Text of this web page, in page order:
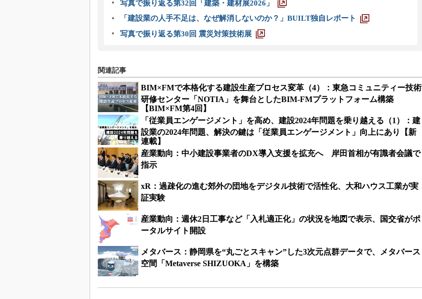
写真で振り返る第32回「建築・建材展2026」
「建設業の人手不足は、なぜ解消しないのか？」BUILT独自レポート
写真で振り返る第30回 震災対策技術展
関連記事
BIM×FMで本格化する建設生産プロセス変革（4）：東急コミュニティー技術
研修センター「NOTIA」を舞台としたBIM-FMプラットフォーム構築
【BIM×FM第4回】
「従業員エンゲージメント」を高め、建設2024年問題を乗り越える（1）：建
設業の2024年問題、解決の鍵は「従業員エンゲージメント」向上にあり【新
連載】
産業動向：中小建設事業者のDX導入支援を拡充へ 岸田首相が有識者会議で
指示
xR：過疎化の進む郊外の団地をデジタル技術で活性化、大和ハウス工業が実
証実験
産業動向：週休2日工事など「入札適正化」の状況を地図で表示、国交省がポ
ータルサイト開設
メタバース：静岡県を“丸ごとスキャン”した3次元点群データで、メタバース
空間「Metaverse SHIZUOKA」を構築